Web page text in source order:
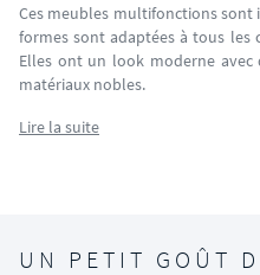
Ces meubles multifonctions sont
formes sont adaptées à tous les
Elles ont un look moderne avec
matériaux nobles.
Lire la suite
UN PETIT GOÛT